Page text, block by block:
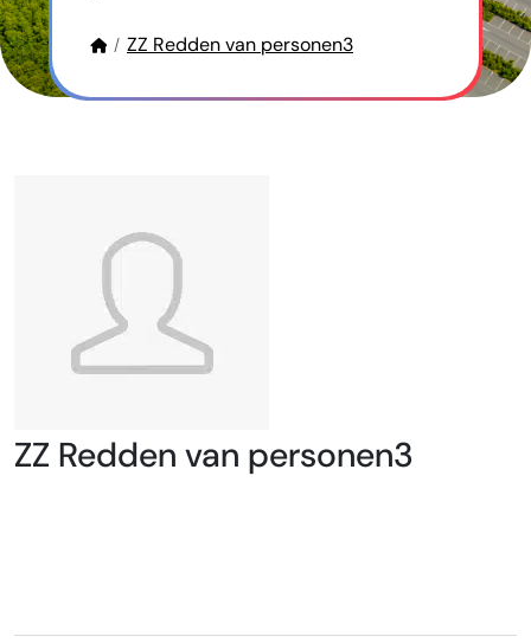
ZZ Redden van personen3
ZZ Redden van personen3